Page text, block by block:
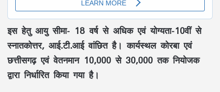
इस हेतु आयु सीमा- 18 वर्ष से अधिक एवं योग्यता-10वीं से
स्नातकोत्तर, आई.टी.आई वांछित है। कार्यस्थल कोरबा एवं
छत्तीसगढ़ एवं वेतनमान 10,000 से 30,000 तक नियोजक
द्वारा निर्धारित किया गया है।